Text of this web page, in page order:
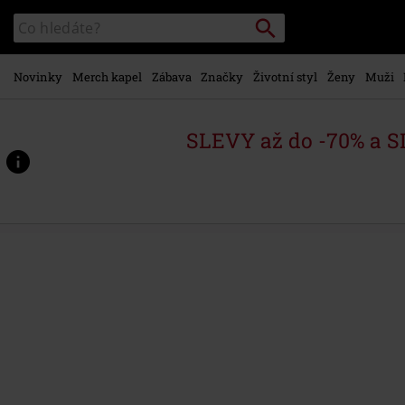
hlavnímu
obsahu
Katalog
vyhledávání
Vyhledávání
Novinky Merch kapel Zábava Značky Životní styl Ženy Muži
SLEVY až do -70% a